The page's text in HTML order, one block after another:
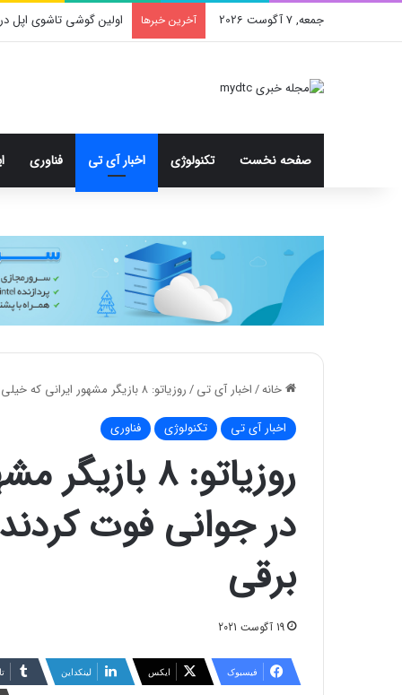
جمعه, 7 آگوست 2026 آخرین خبرها اولین گوشی تاشوی اپل
صفحه نخست تکنولوژی اخبار آی تی فناوری
خانه/اخبار آی تی/روزیاتو: ۸ بازیگر مشهور ایرانی که خیلی زود در جوانی فوت کردند؛ از داوود اسدی تا علی برقی
اخبار آی تی تکنولوژی فناوری
روزیاتو: ۸
در جوانی فوت
برقی
19 آگوست 2021
فیسبوک ایکس لینکداین